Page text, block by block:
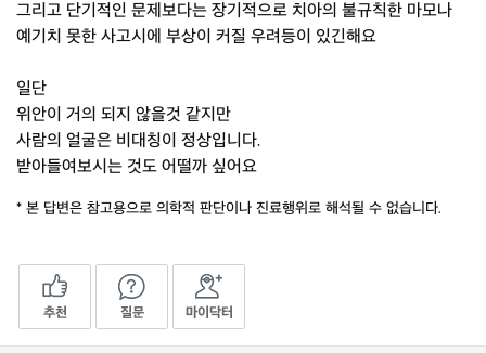
그리고 단기적인 문제보다는 장기적으로 치아의 불규칙한 마모나
예기치 못한 사고시에 부상이 커질 우려등이 있긴해요
일단
위안이 거의 되지 않을것 같지만
사람의 얼굴은 비대칭이 정상입니다.
받아들여보시는 것도 어떨까 싶어요
* 본 답변은 참고용으로 의학적 판단이나 진료행위로 해석될 수 없습니다.
추천 질문 마이닥터